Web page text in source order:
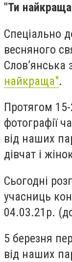
"Ти
Спеціально
весняного
Слов’янська
найкраща".
Протягом
фотографії
від наших
дівчат і
Сьогодні
учасниць
04.03.21р.
5 березня
від наших